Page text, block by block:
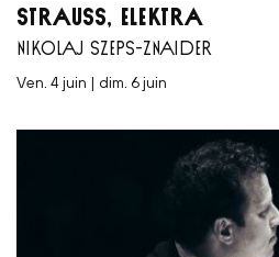
STRAUSS, ELEKTRA
NIKOLAJ SZEPS-ZNAIDER
ven. 4 juin | dim. 6 juin